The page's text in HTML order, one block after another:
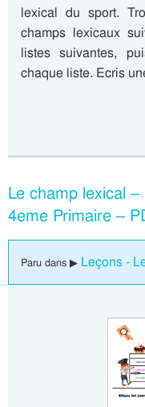
lexical du sport.
champs lexicaux
listes suivantes,
chaque liste. Ecris
Le champ lexical
4eme Primaire –
Paru dans ▶ Leçons -